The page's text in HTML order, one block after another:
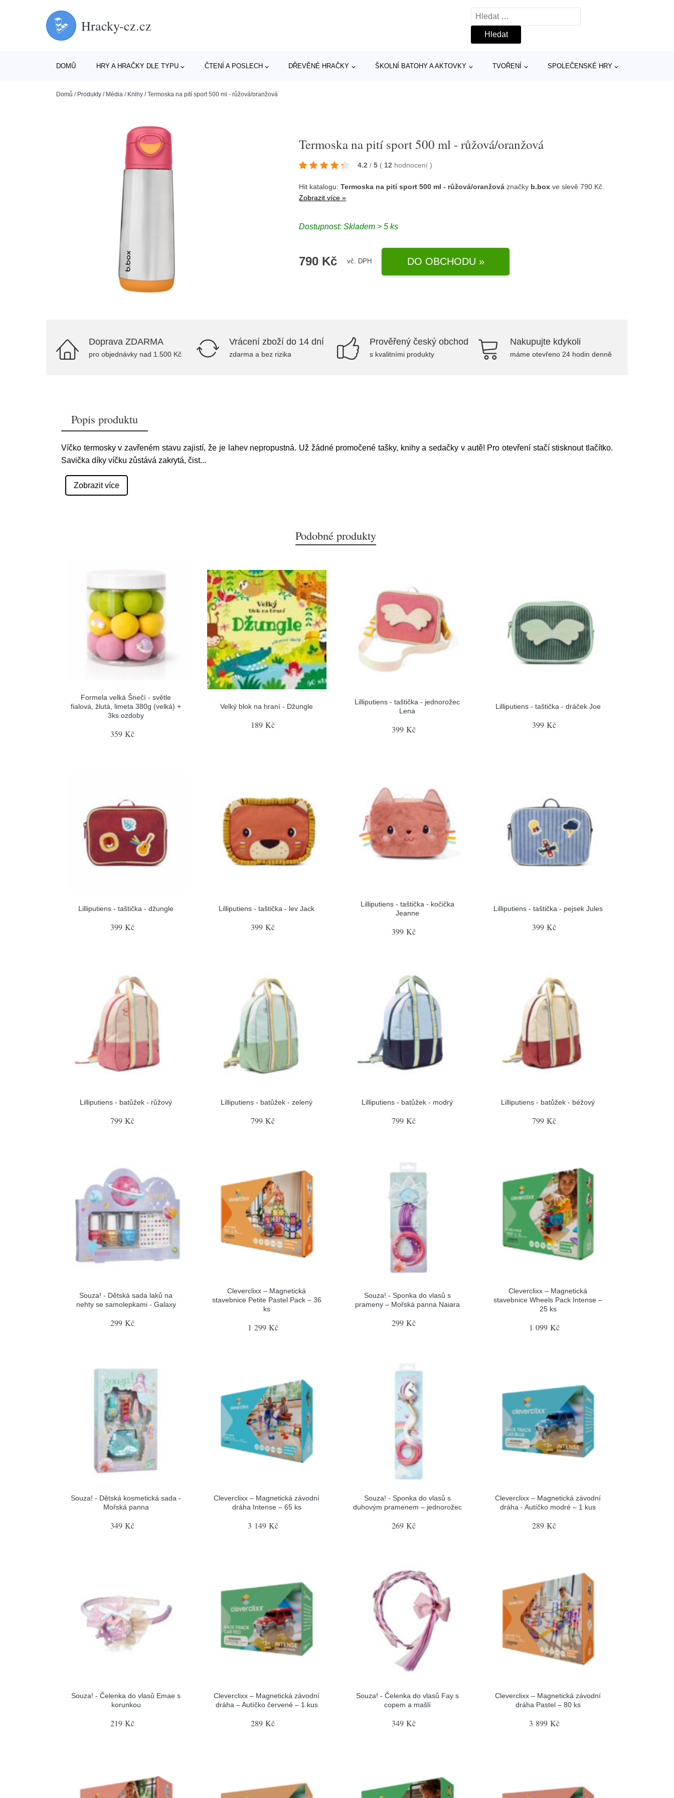
Hracky-cz.cz
Vyhledávání
DOMŮ HRY A HRAČKY DLE TYPU ČTENÍ A POSLECH DŘEVĚNÉ HRAČKY ŠKOLNÍ BATOHY A AKTOVKY TVOŘENÍ SPOLEČENSKÉ HRY
Domů / Produkty / Média / Knihy /Termoska na pití sport 500 ml - růžová/oranžová
Termoska na pití sport 500 ml - růžová/oranžová
4.2 / 5 ( 12 hodnocení)
Hit katalogu:Termoska na pití sport 500 ml - růžová/oranžová značky b.box ve slevě 790 Kč.
Zobrazit více »
Dostupnost: Skladem > 5 ks
790 Kč vč. DPH DO OBCHODU »
Doprava ZDARMA
pro objednávky nad 1.500 Kč
Vrácení zboží do 14 dní
zdarma a bez rizika
Prověřený český obchod
s kvalitními produkty
Nakupujte kdykoli
máme otevřeno 24 hodin denně
Popis produktu
Víčko termosky v zavřeném stavu zajistí, že je lahev nepropustná. Už žádné promočené tašky, knihy a sedačky v autě! Pro otevření stačí stisknout tlačítko.
Savička díky víčku zůstává zakrytá, čist...
Zobrazit více
Podobné produkty
Formela velká Šnečí - světle
fialová, žlutá, limeta 380g (velká) +
3ks ozdoby
359 Kč
Velký blok na hraní - Džungle
189 Kč
Lilliputiens - taštička - jednorožec
Lena
399 Kč
Lilliputiens - taštička - dráček Joe
399 Kč
Lilliputiens - taštička - džungle
399 Kč
Lilliputiens - taštička - lev Jack
399 Kč
Lilliputiens - taštička - kočička
Jeanne
399 Kč
Lilliputiens - taštička - pejsek Jules
399 Kč
Lilliputiens - batůžek - růžový
799 Kč
Lilliputiens - batůžek - zelený
799 Kč
Lilliputiens - batůžek - modrý
799 Kč
Lilliputiens - batůžek - béžový
799 Kč
Souza! - Dětská sada laků na
nehty se samolepkami - Galaxy
299 Kč
Cleverclixx – Magnetická
stavebnice Petite Pastel Pack – 36
ks
1 299 Kč
Souza! - Sponka do vlasů s
prameny – Mořská panna Naiara
299 Kč
Cleverclixx – Magnetická
stavebnice Wheels Pack Intense –
25 ks
1 099 Kč
Souza! - Dětská kosmetická sada -
Mořská panna
349 Kč
Cleverclixx – Magnetická závodní
dráha Intense – 65 ks
3 149 Kč
Souza! - Sponka do vlasů s
duhovým pramenem – jednorožec
269 Kč
Cleverclixx – Magnetická závodní
dráha - Autíčko modré – 1 kus
289 Kč
Souza! - Čelenka do vlasů Emae s
korunkou
219 Kč
Cleverclixx – Magnetická závodní
dráha – Autíčko červené – 1 kus
289 Kč
Souza! - Čelenka do vlasů Fay s
copem a mašlí
349 Kč
Cleverclixx – Magnetická závodní
dráha Pastel – 80 ks
3 899 Kč